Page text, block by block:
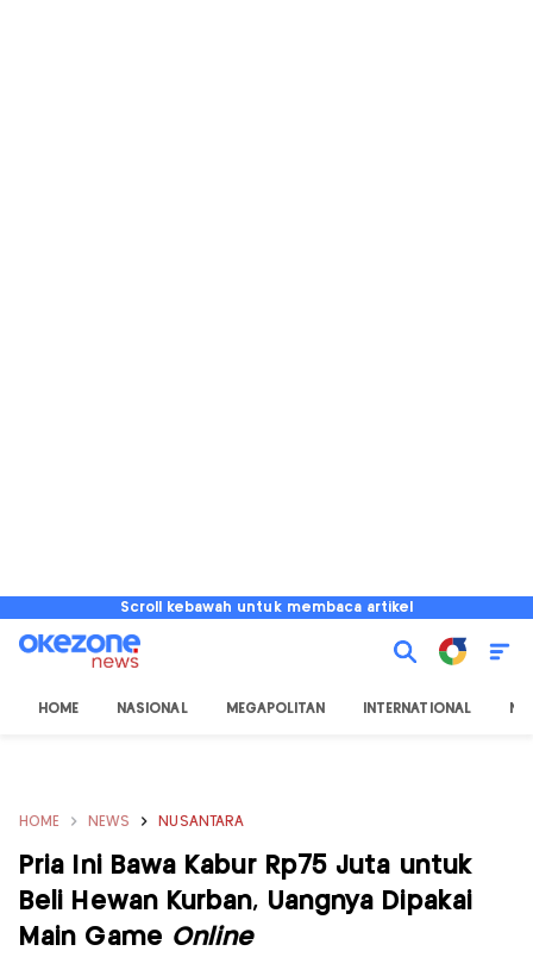
Scroll kebawah untuk membaca artikel
HOME NASIONAL MEGAPOLITAN INTERNATIONAL
HOME NEWS NUSANTARA
Pria Ini Bawa Kabur Rp75 Juta untuk
Beli Hewan Kurban, Uangnya Dipakai
Main Game Online